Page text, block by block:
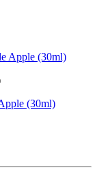
(30ml)